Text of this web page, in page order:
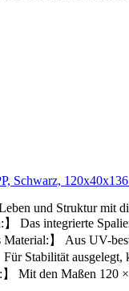
Schwarz,
und Struktur mit
】 Das integrierte
Material:】 Aus UV-
Stabilität
】 Mit den Maßen 120